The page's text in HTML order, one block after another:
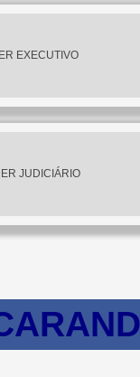
EXECUTIVO
JUDICIÁRIO